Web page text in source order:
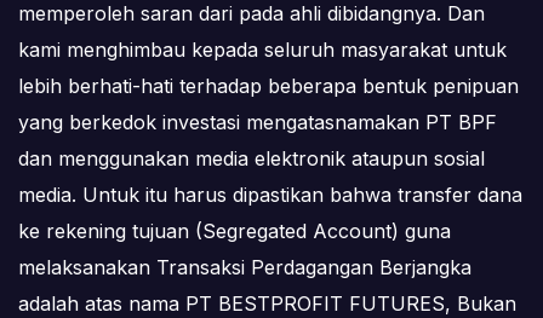
memperoleh saran dari pada ahli dibidangnya. Dan
kami menghimbau kepada seluruh masyarakat untuk
lebih berhati-hati terhadap beberapa bentuk penipuan
yang berkedok investasi mengatasnamakan PT BPF
dan menggunakan media elektronik ataupun sosial
media. Untuk itu harus dipastikan bahwa transfer dana
ke rekening tujuan (Segregated Account) guna
melaksanakan Transaksi Perdagangan Berjangka
adalah atas nama PT BESTPROFIT FUTURES, Bukan